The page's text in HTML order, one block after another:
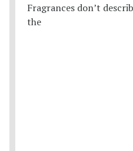
Fragrances don’t
the